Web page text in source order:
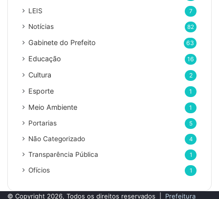
e
m
i
l
LEIS 7
Notícias 82
Gabinete do Prefeito 63
Educação 16
Cultura 2
Esporte 1
Meio Ambiente 1
Portarias 5
Não Categorizado 4
Transparência Pública 1
Ofícios 1
© Copyright 2026, Todos os direitos reservados | Prefeitura